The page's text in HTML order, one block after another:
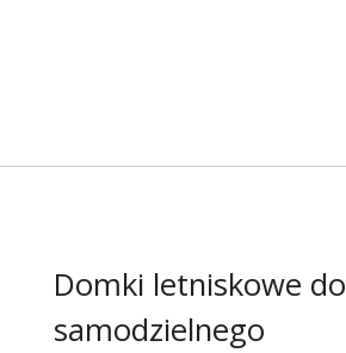
Domki letniskowe do
samodzielnego